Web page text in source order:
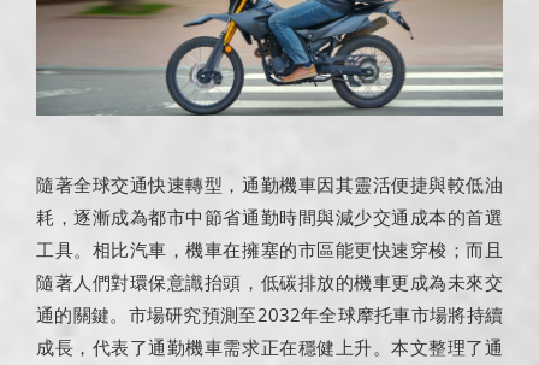
隨著全球交通快速轉型，通勤機車因其靈活便捷與較低油
耗，逐漸成為都市中節省通勤時間與減少交通成本的首選
工具。相比汽車，機車在擁塞的市區能更快速穿梭；而且
隨著人們對環保意識抬頭，低碳排放的機車更成為未來交
通的關鍵。市場研究預測至2032年全球摩托車市場將持續
成長，代表了通勤機車需求正在穩健上升。本文整理了通